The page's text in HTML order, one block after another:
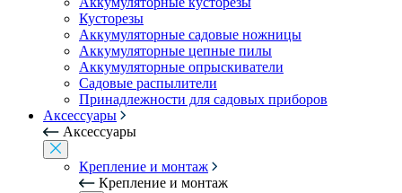
Кусторезы
Аккумуляторные садовые ножницы
Аккумуляторные цепные пилы
Аккумуляторные опрыскиватели
Садовые распылители
Принадлежности для садовых приборов
Аксессуары
Аксессуары
Крепление и монтаж
Крепление и монтаж